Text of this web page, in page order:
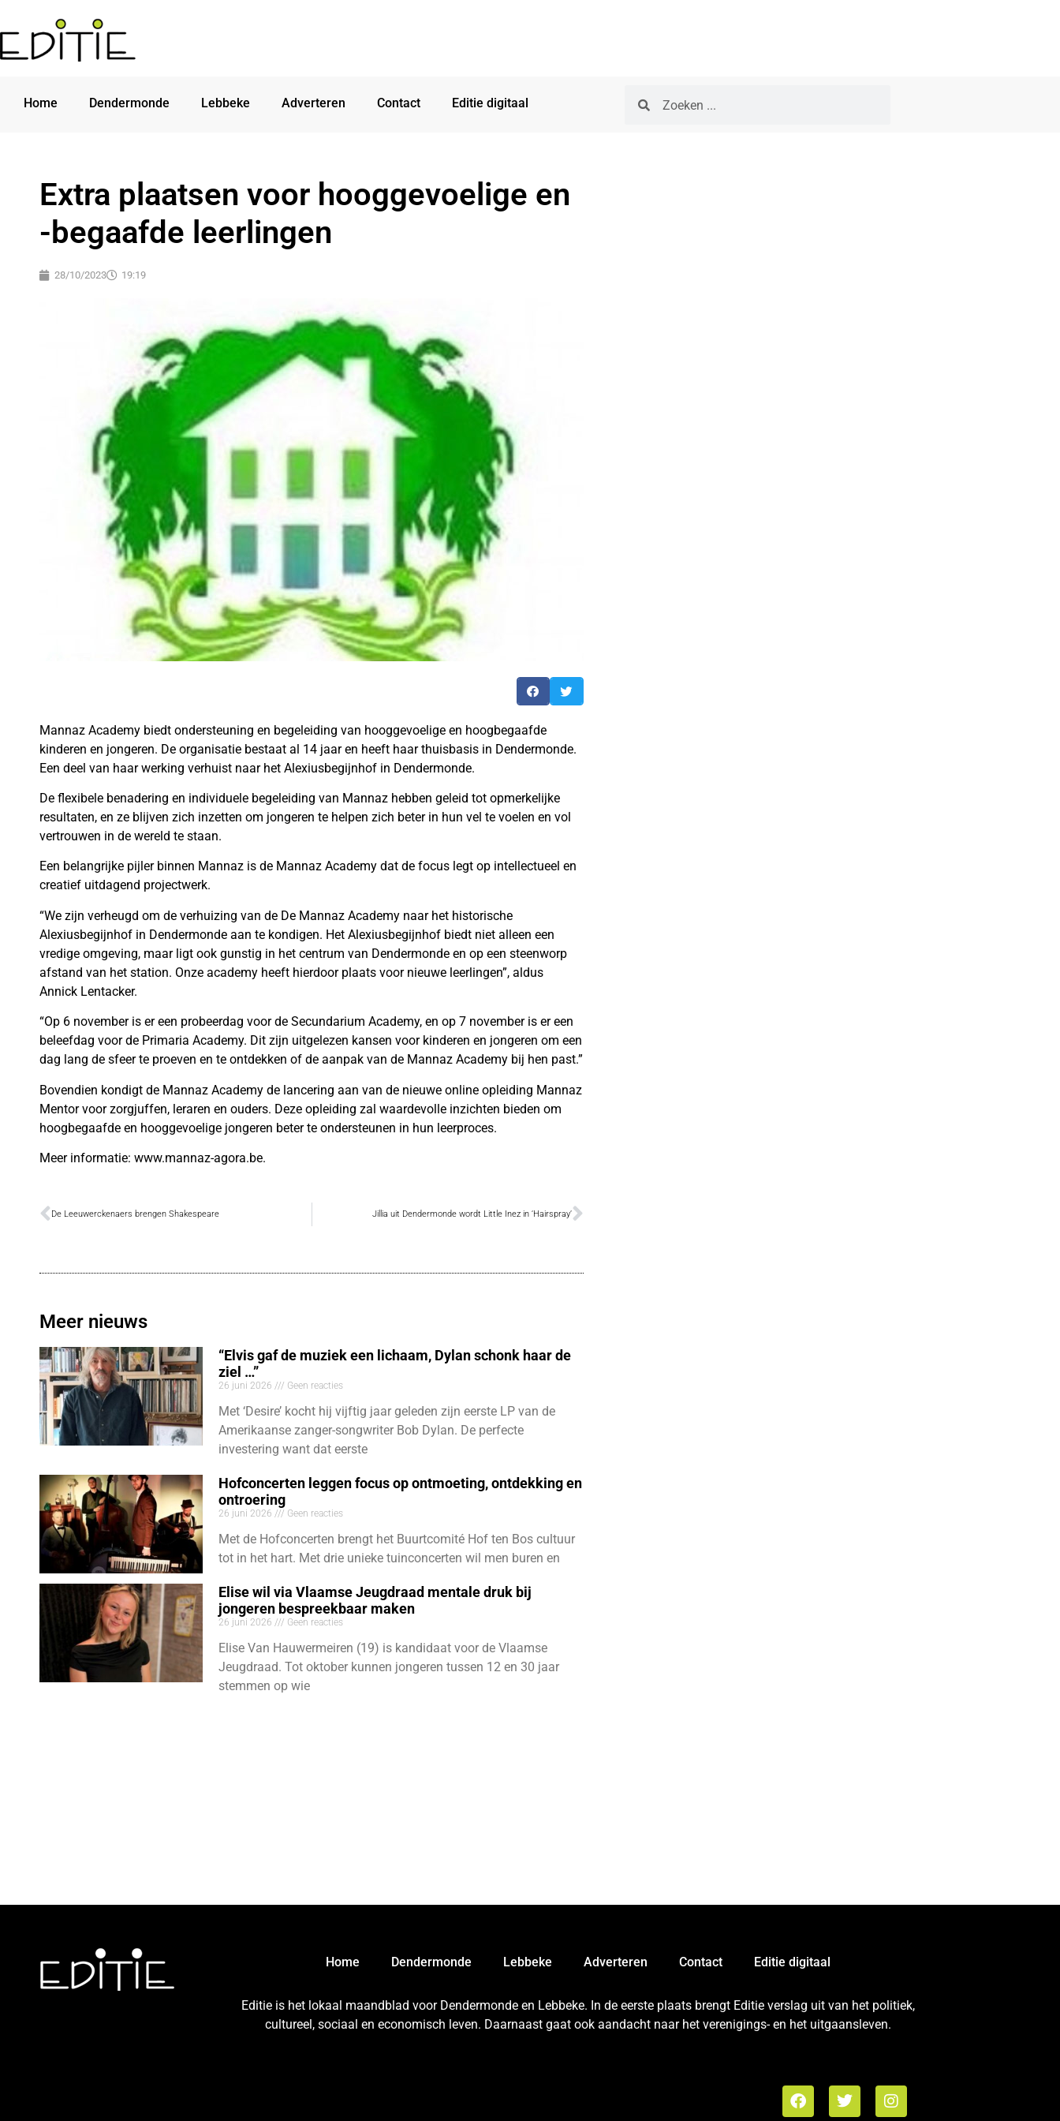
Home Dendermonde Lebbeke Adverteren Contact Editie digitaal
Extra plaatsen voor hooggevoelige en
-begaafde leerlingen
28/10/2023 19:19
Mannaz Academy biedt ondersteuning en begeleiding van hooggevoelige en hoogbegaafde
kinderen en jongeren. De organisatie bestaat al 14 jaar en heeft haar thuisbasis in Dendermonde.
Een deel van haar werking verhuist naar het Alexiusbegijnhof in Dendermonde.
De flexibele benadering en individuele begeleiding van Mannaz hebben geleid tot opmerkelijke
resultaten, en ze blijven zich inzetten om jongeren te helpen zich beter in hun vel te voelen en vol
vertrouwen in de wereld te staan.
Een belangrijke pijler binnen Mannaz is de Mannaz Academy dat de focus legt op intellectueel en
creatief uitdagend projectwerk.
“We zijn verheugd om de verhuizing van de De Mannaz Academy naar het historische
Alexiusbegijnhof in Dendermonde aan te kondigen. Het Alexiusbegijnhof biedt niet alleen een
vredige omgeving, maar ligt ook gunstig in het centrum van Dendermonde en op een steenworp
afstand van het station. Onze academy heeft hierdoor plaats voor nieuwe leerlingen”, aldus
Annick Lentacker.
“Op 6 november is er een probeerdag voor de Secundarium Academy, en op 7 november is er een
beleefdag voor de Primaria Academy. Dit zijn uitgelezen kansen voor kinderen en jongeren om een
dag lang de sfeer te proeven en te ontdekken of de aanpak van de Mannaz Academy bij hen past.”
Bovendien kondigt de Mannaz Academy de lancering aan van de nieuwe online opleiding Mannaz
Mentor voor zorgjuffen, leraren en ouders. Deze opleiding zal waardevolle inzichten bieden om
hoogbegaafde en hooggevoelige jongeren beter te ondersteunen in hun leerproces.
Meer informatie: www.mannaz-agora.be.
De Leeuwerckenaers brengen Shakespeare Jillia uit Dendermonde wordt Little Inez in ‘Hairspray’
Meer nieuws
“Elvis gaf de muziek een lichaam, Dylan schonk haar de
ziel …”
26 juni 2026 Geen reacties
Met ‘Desire’ kocht hij vijftig jaar geleden zijn eerste LP van de
Amerikaanse zanger-songwriter Bob Dylan. De perfecte
investering want dat eerste
Hofconcerten leggen focus op ontmoeting, ontdekking en
ontroering
26 juni 2026 Geen reacties
Met de Hofconcerten brengt het Buurtcomité Hof ten Bos cultuur
tot in het hart. Met drie unieke tuinconcerten wil men buren en
Elise wil via Vlaamse Jeugdraad mentale druk bij
jongeren bespreekbaar maken
26 juni 2026 Geen reacties
Elise Van Hauwermeiren (19) is kandidaat voor de Vlaamse
Jeugdraad. Tot oktober kunnen jongeren tussen 12 en 30 jaar
stemmen op wie
Home Dendermonde Lebbeke Adverteren Contact Editie digitaal
Editie is het lokaal maandblad voor Dendermonde en Lebbeke. In de eerste plaats brengt Editie verslag uit van het politiek,
cultureel, sociaal en economisch leven. Daarnaast gaat ook aandacht naar het verenigings- en het uitgaansleven.